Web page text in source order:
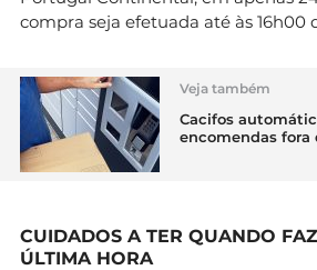
compra seja efetuada até às 16h00
Veja também
Cacifos
encomendas fora
CUIDADOS A TER QUANDO
ÚLTIMA HORA